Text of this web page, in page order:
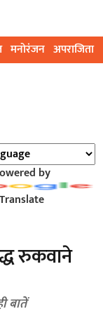
मनोरंजन अपराजिता
by
Translate
रुकवाने
बातें